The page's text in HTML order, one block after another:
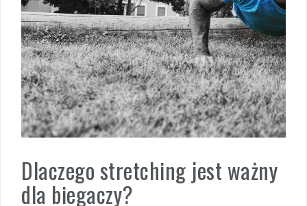
Dlaczego stretching jest ważny
dla biegaczy?